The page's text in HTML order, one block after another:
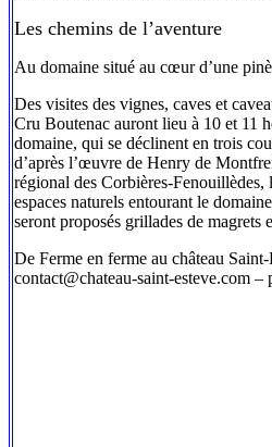
Les chemins de l’aventure
Au domaine situé au cœur d’une
Des visites des vignes, caves et
Cru Boutenac auront lieu à 10 et 11
domaine, qui se déclinent en trois
d’après l’œuvre de Henry de
régional des Corbières-
espaces naturels entourant le
seront proposés grillades de magrets
De Ferme en ferme au château
contact@chateau-saint-esteve.com –